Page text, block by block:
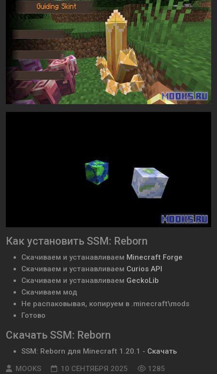
Как установить SSM: Reborn
Скачиваем и устанавливаем Minecraft Forge
Скачиваем и устанавливаем Curios API
Скачиваем и устанавливаем GeckoLib
Скачиваем мод
Не распаковывая, копируем в .minecraft\mods
Готово
Скачать SSM: Reborn
SSM: Reborn для Minecraft 1.20.1 - Скачать
MOOKS
10 СЕНТЯБРЯ 2025 1285